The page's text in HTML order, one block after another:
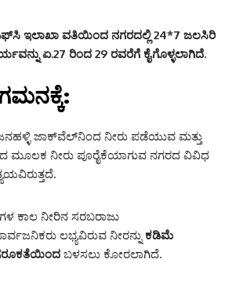
ಇಲಾಖಾ ವತಿಯಿಂದ ನಗರದಲ್ಲಿ 24*7 ಜಲಸಿರಿ
ಏ.27 ರಿಂದ 29 ರವರೆಗೆ ಕೈಗೊಳ್ಳಲಾಗಿದೆ.
ಜಾಕ್‌ವೆಲ್‌ನಿಂದ ನೀರು ಪಡೆಯುವ ಮತ್ತು
ಮೂಲಕ ನೀರು ಪೂರೈಕೆಯಾಗುವ ನಗರದ ವಿವಿಧ
ಕಾಲ ನೀರಿನ ಸರಬರಾಜು
ಲಭ್ಯವಿರುವ ನೀರನ್ನು ಕಡಿಮೆ
ಬಳಸಲು ಕೋರಲಾಗಿದೆ.